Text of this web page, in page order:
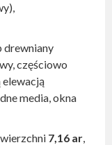
drewniany
częściowo
elewacją
media, okna
7,16 ar,